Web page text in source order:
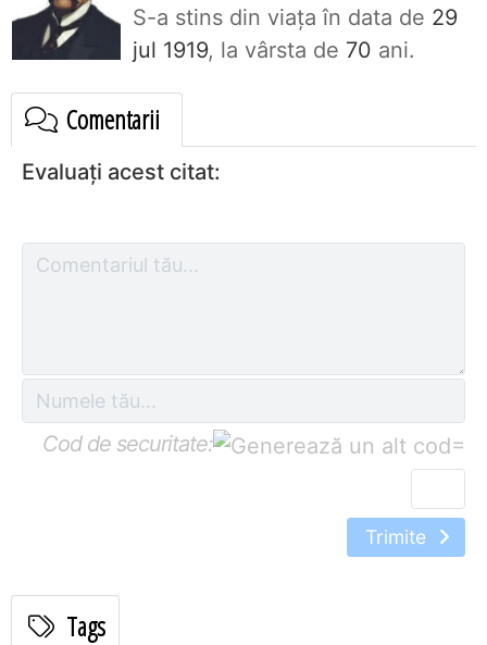
S-a stins din viaţa în data de 29
jul 1919, la vârsta de 70 ani.
Comentarii
Evaluați acest citat:
Cod de securitate: =
Trimite
Tags